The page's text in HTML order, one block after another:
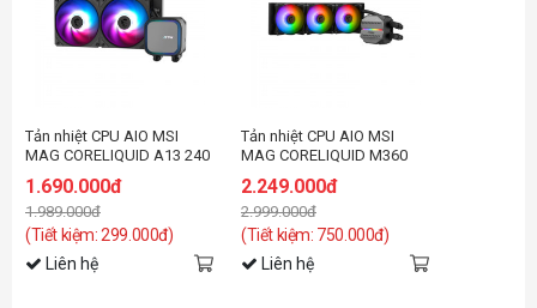
Tản nhiệt CPU AIO MSI
MAG CORELIQUID A13 240
1.690.000đ
1.989.000đ
(Tiết kiệm: 299.000đ)
Liên hệ
Tản nhiệt CPU AIO MSI
MAG CORELIQUID M360
2.249.000đ
2.999.000đ
(Tiết kiệm: 750.000đ)
Liên hệ